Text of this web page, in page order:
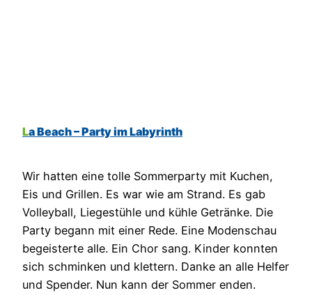
La Beach – Party im Labyrinth
Wir hatten eine tolle Sommerparty mit Kuchen,
Eis und Grillen. Es war wie am Strand. Es gab
Volleyball, Liegestühle und kühle Getränke. Die
Party begann mit einer Rede. Eine Modenschau
begeisterte alle. Ein Chor sang. Kinder konnten
sich schminken und klettern. Danke an alle Helfer
und Spender. Nun kann der Sommer enden.